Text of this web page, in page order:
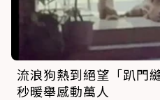
流浪狗熱到絕望「趴門
秒暖舉感動萬人